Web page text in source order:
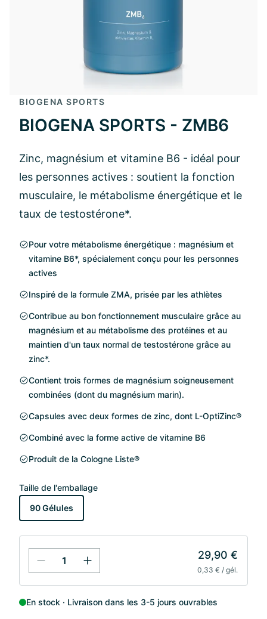
BIOGENA SPORTS
BIOGENA SPORTS - ZMB6
Zinc, magnésium et vitamine B6 - idéal pour
les personnes actives : soutient la fonction
musculaire, le métabolisme énergétique et le
taux de testostérone*.
Pour votre métabolisme énergétique : magnésium et
vitamine B6*, spécialement conçu pour les personnes
actives
Inspiré de la formule ZMA, prisée par les athlètes
Contribue au bon fonctionnement musculaire grâce au
magnésium et au métabolisme des protéines et au
maintien d'un taux normal de testostérone grâce au
zinc*.
Contient trois formes de magnésium soigneusement
combinées (dont du magnésium marin).
Capsules avec deux formes de zinc, dont L-OptiZinc®
Combiné avec la forme active de vitamine B6
Produit de la Cologne Liste®
Taille de l'emballage
90 Gélules
29,90 €
0,33 € / gél.
En stock Livraison dans les 3-5 jours ouvrables